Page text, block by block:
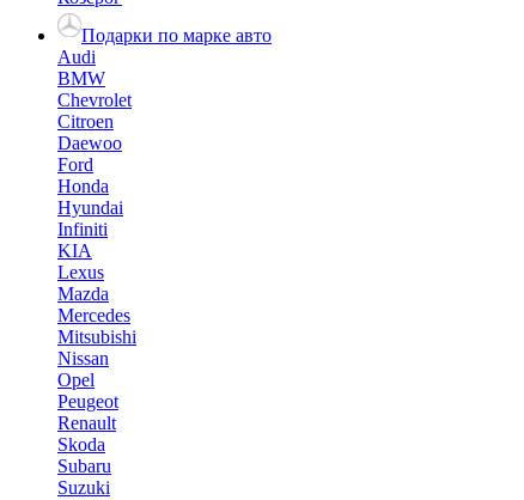
Подарки по марке авто
Audi
BMW
Chevrolet
Citroen
Daewoo
Ford
Honda
Hyundai
Infiniti
KIA
Lexus
Mazda
Mercedes
Mitsubishi
Nissan
Opel
Peugeot
Renault
Skoda
Subaru
Suzuki